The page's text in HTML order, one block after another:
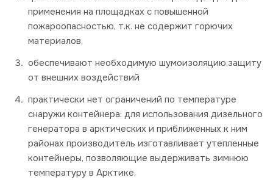
применения на площадках с повышенной
пожароопасностью, т.к. не содержит горючих
материалов,
обеспечивают необходимую шумоизоляцию,защиту
от внешних воздействий
практически нет ограничений по температуре
снаружи контейнера: для использования дизельного
генератора в арктических и приближенных к ним
районах производитель изготавливает утепленные
контейнеры, позволяющие выдерживать зимнюю
температуру в Арктике,